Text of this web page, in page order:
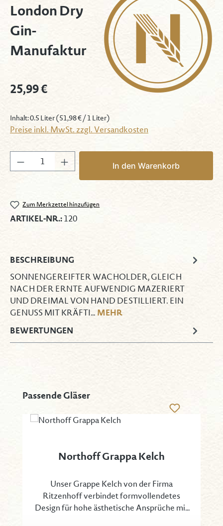
London Dry
Gin-
Manufaktur
Regulärer Preis:
25,99 €
Inhalt:0.5 Liter(51,98 € / 1 Liter)
Preise inkl. MwSt. zzgl. Versandkosten
Produkt Anzahl: Gib den gewünschten
In den Warenkorb
Zum Merkzettel hinzufügen
ARTIKEL-NR.:120
BESCHREIBUNG
SONNENGEREIFTER WACHOLDER, GLEICH
NACH DER ERNTE AUFWENDIG MAZERIERT
UND DREIMAL VON HAND DESTILLIERT. EIN
GENUSS MIT KRÄFTI… MEHR
BEWERTUNGEN
Produktgalerie überspringen
Passende Gläser
Northoff Grappa Kelch
Unser Grappe Kelch von der Firma
Ritzenhoff verbindet formvollendetes
Design für hohe ästhetische Ansprüche mit